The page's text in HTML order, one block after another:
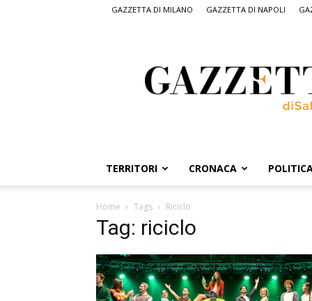
GAZZETTA DI MILANO GAZZETTA DI NAPOLI
Salerno,
il
quotidiano
Salerno
TERRITORI CRONACA
Home Tags Riciclo
Tag: riciclo